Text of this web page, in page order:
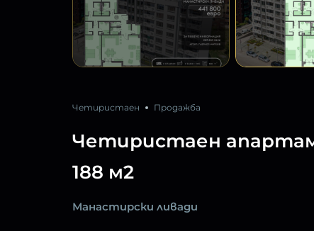
Четиристаен Продажба
Четиристаен
188 м2
Манастирски ливади